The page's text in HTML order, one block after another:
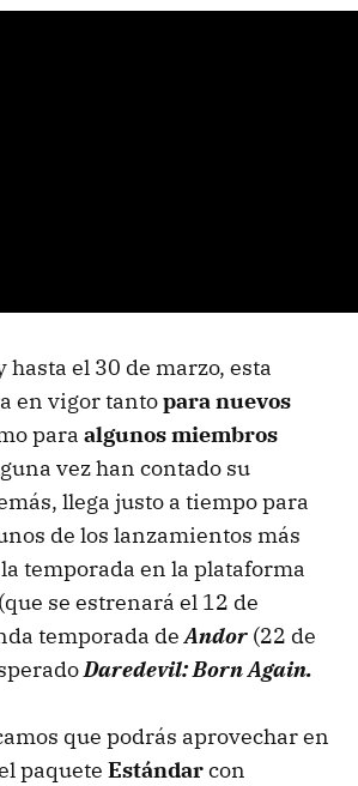
hasta el 30 de marzo, esta
en vigor tantopara nuevos
para algunos miembros
vez han contado su
llega justo a tiempo para
de los lanzamientos más
temporada en la plataforma
(que se estrenará el 12 de
temporada deAndor (22 de
Daredevil: Born Again.
que podrás aprovechar en
paquete Estándarcon